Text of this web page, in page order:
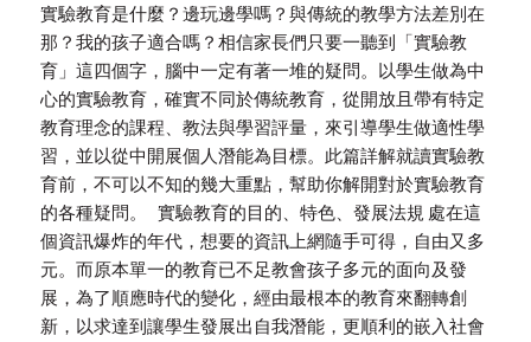
實驗教育是什麼？邊玩邊學嗎？與傳統的教學方法差別在
那？我的孩子適合嗎？相信家長們只要一聽到「實驗教
育」這四個字，腦中一定有著一堆的疑問。以學生做為中
心的實驗教育，確實不同於傳統教育，從開放且帶有特定
教育理念的課程、教法與學習評量，來引導學生做適性學
習，並以從中開展個人潛能為目標。此篇詳解就讀實驗教
育前，不可以不知的幾大重點，幫助你解開對於實驗教育
的各種疑問。 實驗教育的目的、特色、發展法規 處在這
個資訊爆炸的年代，想要的資訊上網隨手可得，自由又多
元。而原本單一的教育已不足教會孩子多元的面向及發
展，為了順應時代的變化，經由最根本的教育來翻轉創
新，以求達到讓學生發展出自我潛能，更順利的嵌入社會